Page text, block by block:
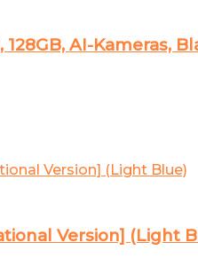
AI-Kameras,
Version] (Light